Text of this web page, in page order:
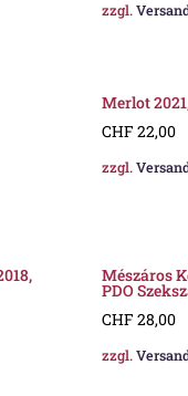
zzgl.
Merlot
CHF 22,00
zzgl.
Mészáros
PDO
CHF 28,00
zzgl.